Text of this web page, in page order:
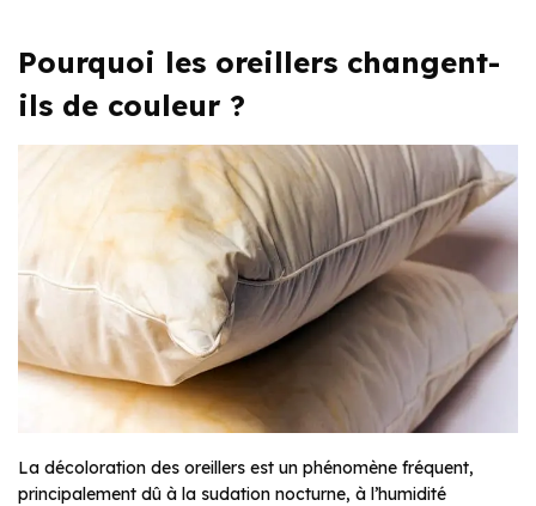
Pourquoi les oreillers changent-
ils de couleur ?
La décoloration des oreillers est un phénomène fréquent,
principalement dû à la sudation nocturne, à l’humidité